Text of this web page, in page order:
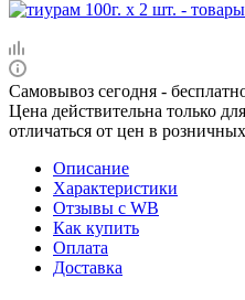
Самовывоз сегодня -
Цена действительна только
отличаться от цен в
Описание
Характеристики
Отзывы c WB
Как купить
Оплата
Доставка